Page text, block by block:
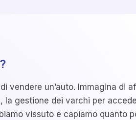
vendere un’auto. Immagina di
la gestione dei varchi per
vissuto e capiamo quanto